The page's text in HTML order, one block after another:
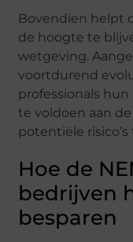
Bovendien helpt
de hoogte te
wetgeving.
voortdurend
professionals
te voldoen aan
potentiële
Hoe de
bedrijven
besparen